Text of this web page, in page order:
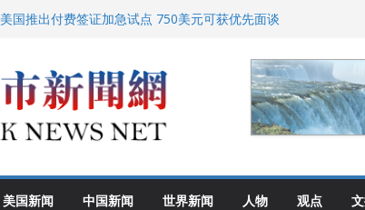
美国推出付费签证加急试点 750美元可获优先面谈
FBI联合纽约警方突袭多名警界高层住所 涉纽约警察局腐败刑事
调查
中国驻美国大使谢锋邀请美国老教师罗纳德·萨科尔斯基再次访华
美国新闻 中国新闻 世界新闻 人物 观点